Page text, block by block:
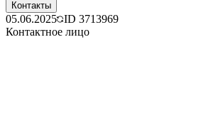
Контакты
05.06.2025 ID 3713969
Контактное лицо